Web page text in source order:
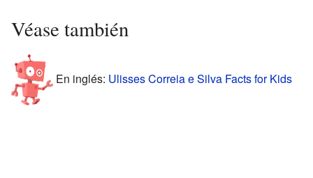
Véase también
En inglés: Ulisses Correia e Silva Facts for Kids